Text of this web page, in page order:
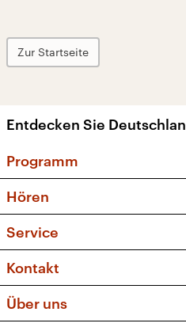
Zur Startseite
Entdecken Sie
Programm
Sendungen und
Musikliste
Kakadu – Das
Hören
Frequenzen (UKW +
Service
FAQ
Apps
Newsletter
Kontakt
Social Media
Über uns